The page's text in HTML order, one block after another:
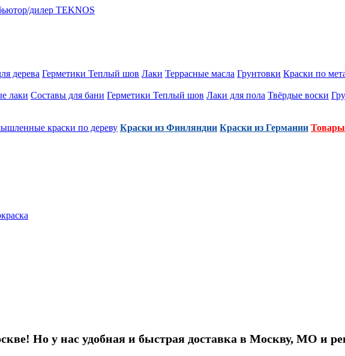
дерева Герметики Теплый шов Лаки Террасные масла Грунтовки Краски по
лаки Составы для бани Герметики Теплый шов Лаки для пола Твёрдые воски
краски по дереву Краски из Финляндии Краски из Германии
Но у нас удобная и быстрая доставка в Москву, МО и